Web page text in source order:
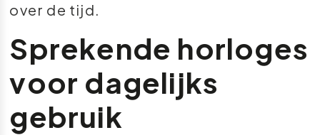
over de tijd.
Sprekende horloges
voor dagelijks
gebruik